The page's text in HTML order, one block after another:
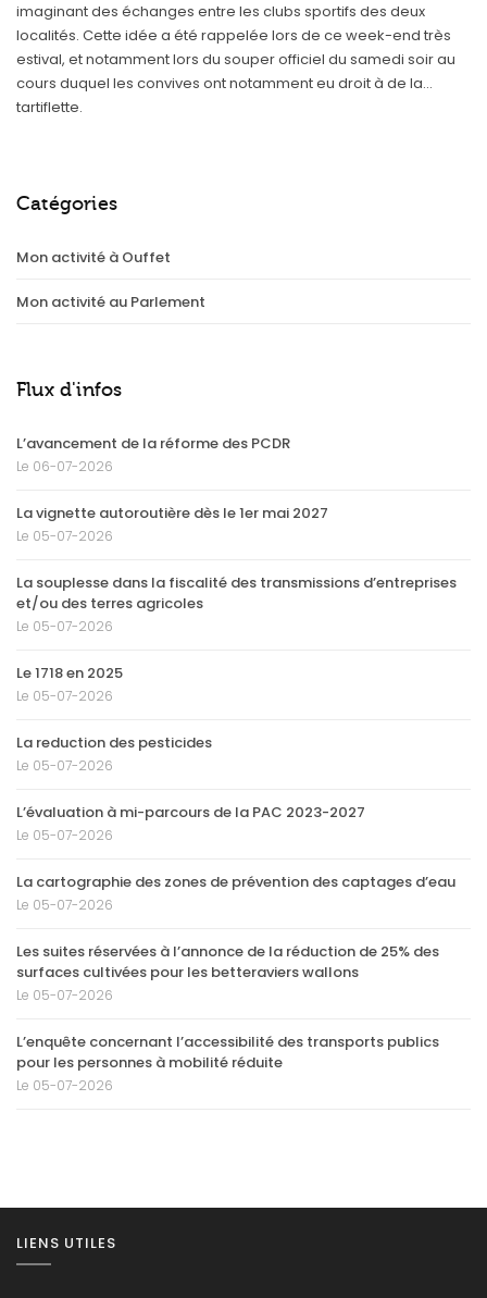
imaginant des échanges entre les clubs sportifs des deux
localités. Cette idée a été rappelée lors de ce week-end très
estival, et notamment lors du souper officiel du samedi soir au
cours duquel les convives ont notamment eu droit à de la…
tartiflette.
Catégories
Mon activité à Ouffet
Mon activité au Parlement
Flux d'infos
L’avancement de la réforme des PCDR
Le 06-07-2026
La vignette autoroutière dès le 1er mai 2027
Le 05-07-2026
La souplesse dans la fiscalité des transmissions d’entreprises
et/ou des terres agricoles
Le 05-07-2026
Le 1718 en 2025
Le 05-07-2026
La reduction des pesticides
Le 05-07-2026
L’évaluation à mi-parcours de la PAC 2023-2027
Le 05-07-2026
La cartographie des zones de prévention des captages d’eau
Le 05-07-2026
Les suites réservées à l’annonce de la réduction de 25% des
surfaces cultivées pour les betteraviers wallons
Le 05-07-2026
L’enquête concernant l’accessibilité des transports publics
pour les personnes à mobilité réduite
Le 05-07-2026
LIENS UTILES